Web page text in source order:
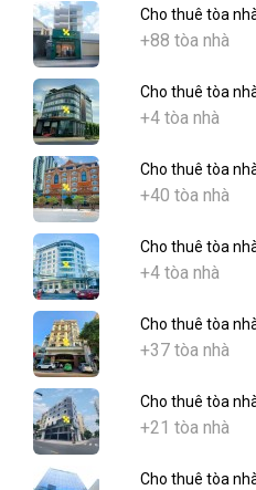
Cho thuê tòa
+88 tòa nhà
Cho thuê tòa
+4 tòa nhà
Cho thuê tòa
+40 tòa nhà
Cho thuê tòa
+4 tòa nhà
Cho thuê tòa
+37 tòa nhà
Cho thuê tòa
+21 tòa nhà
Cho thuê tòa